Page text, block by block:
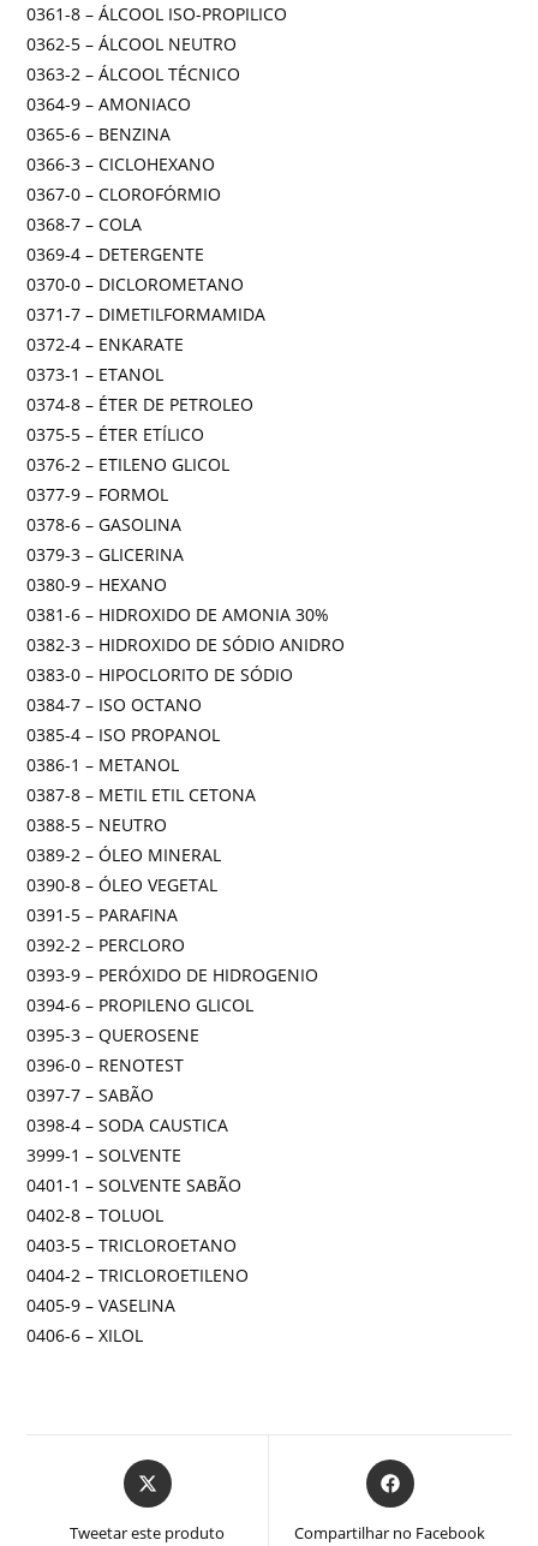
0361-8 – ÁLCOOL ISO-PROPILICO
0362-5 – ÁLCOOL NEUTRO
0363-2 – ÁLCOOL TÉCNICO
0364-9 – AMONIACO
0365-6 – BENZINA
0366-3 – CICLOHEXANO
0367-0 – CLOROFÓRMIO
0368-7 – COLA
0369-4 – DETERGENTE
0370-0 – DICLOROMETANO
0371-7 – DIMETILFORMAMIDA
0372-4 – ENKARATE
0373-1 – ETANOL
0374-8 – ÉTER DE PETROLEO
0375-5 – ÉTER ETÍLICO
0376-2 – ETILENO GLICOL
0377-9 – FORMOL
0378-6 – GASOLINA
0379-3 – GLICERINA
0380-9 – HEXANO
0381-6 – HIDROXIDO DE AMONIA 30%
0382-3 – HIDROXIDO DE SÓDIO ANIDRO
0383-0 – HIPOCLORITO DE SÓDIO
0384-7 – ISO OCTANO
0385-4 – ISO PROPANOL
0386-1 – METANOL
0387-8 – METIL ETIL CETONA
0388-5 – NEUTRO
0389-2 – ÓLEO MINERAL
0390-8 – ÓLEO VEGETAL
0391-5 – PARAFINA
0392-2 – PERCLORO
0393-9 – PERÓXIDO DE HIDROGENIO
0394-6 – PROPILENO GLICOL
0395-3 – QUEROSENE
0396-0 – RENOTEST
0397-7 – SABÃO
0398-4 – SODA CAUSTICA
3999-1 – SOLVENTE
0401-1 – SOLVENTE SABÃO
0402-8 – TOLUOL
0403-5 – TRICLOROETANO
0404-2 – TRICLOROETILENO
0405-9 – VASELINA
0406-6 – XILOL
Abre
em
Tweetar este produto
Abre
em
uma
Compartilhar no Facebook